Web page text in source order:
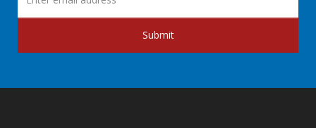
Submit